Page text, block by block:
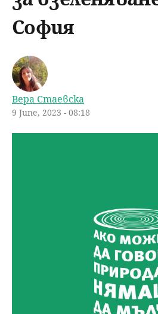
н
ъ
с
е
н
u
София
Вера Стаевска
9 June, 2023 - 08:18